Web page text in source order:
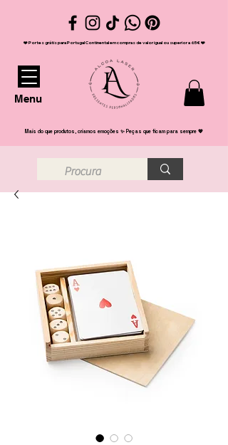
❤️ Portes grátis para Portugal Continental em compras de valor igual ou superior a 65€ ❤️
Menu
Mais do que produtos, criamos emoções ✨ Peças que ficam para sempre 💖